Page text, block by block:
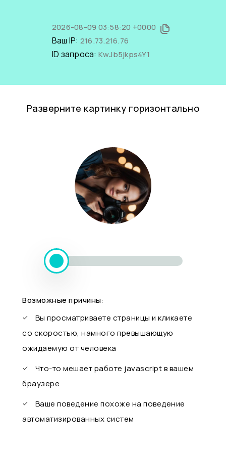
2026-08-09 03:58:20 +0000
Ваш IP: 216.73.216.76
ID запроса: KwJb5jkps4Y1
Разверните картинку горизонтально
Возможные причины:
Вы просматриваете страницы и кликаете
со скоростью, намного превышающую
ожидаемую от человека
Что-то мешает работе javascript в вашем
браузере
Ваше поведение похоже на поведение
автоматизированных систем